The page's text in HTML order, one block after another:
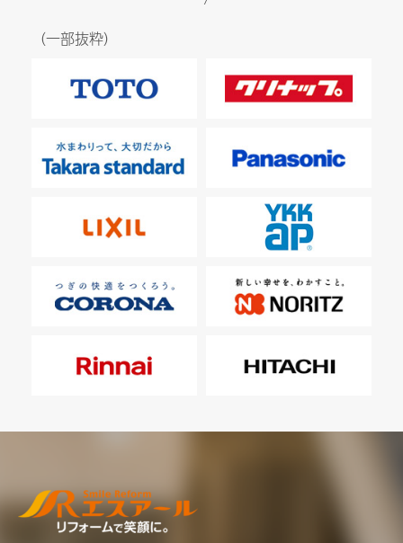
（一部抜粋）